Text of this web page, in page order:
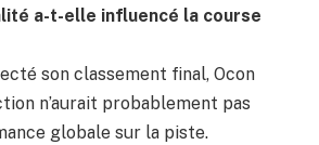
a-t-elle influencé la course
son classement final, Ocon
n’aurait probablement pas
globale sur la piste.